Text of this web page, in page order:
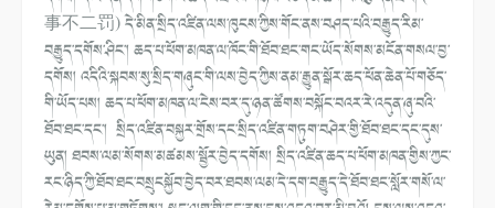
事不二罚) དེ་མིན་སྲིད་འཛིན་ལས་ཁུངས་ཀྱིས་གོང་ནས་བཤད་པའི་བརྒྱུད་རིམ་
བརྒྱུད་དགོས་ཤིང་། ཆད་པ་ཕོག་མཁན་ལ་ཁོང་གི་ཐོབ་ཐང་གང་ཡོད་སོགས་མངོན་གསལ་བྱ་
དགོས། འདིའི་སྐབས་སུ་སྲིད་གཞུང་གི་ལས་བྱེད་ཀྱིས་ནམ་རྒྱུན་སྒོར་ཆད་ཕོན་ཆེན་པོ་གཅོད་
གི་ཡོད་པས། ཆད་པ་ཕོག་མཁན་ལ་ངེས་བར་དུ་ཉན་ཚོགས་བསྐོང་བའར་རེ་འདུན་ཞུ་བའི་
ཐོབ་ཐང་དང་། སྲིད་འཛིན་བསྐྱར་གྲོས་དང་སྲིད་འཛིན་གཏུག་བཤེར་གྱི་ཐོབ་ཐང་དང་དུས་
ཡུན། ཐབས་ལམ་སོགས་མཚམས་སྦྱོར་བྱེད་དགོས། སྲིད་འཛིན་ཆད་པ་ཕོག་མཁན་གྱིས་ཀྱང་
རང་ཉིད་ཀྱི་ཐོབ་ཐང་བསྲུངསྐྱོབ་བྱེད་བར་ཐབས་ལམ་དེ་དག་བརྒྱུད་དེ་ཐོབ་ཐང་སློར་གསོ་ལ་